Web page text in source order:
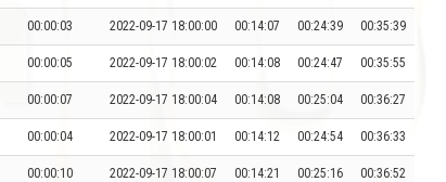
00:00:03 2022-09-17 18:00:00 00:14:07 00:24:39 00:35:39
00:00:05 2022-09-17 18:00:02 00:14:08 00:24:47 00:35:55
00:00:07 2022-09-17 18:00:04 00:14:08 00:25:04 00:36:27
00:00:04 2022-09-17 18:00:01 00:14:12 00:24:54 00:36:33
00:00:10 2022-09-17 18:00:07 00:14:21 00:25:16 00:36:52